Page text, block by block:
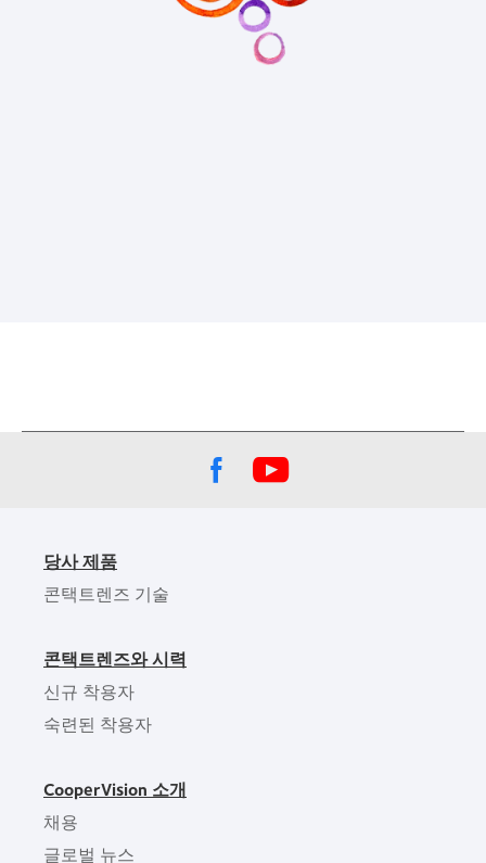
당사 제품
콘택트렌즈 기술
콘택트렌즈와 시력
신규 착용자
숙련된 착용자
CooperVision 소개
채용
글로벌 뉴스